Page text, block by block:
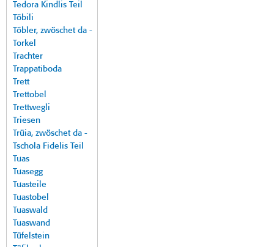
Tedora Kindlis Teil
Töbili
Töbler, zwöschet da -
Torkel
Trachter
Trappatiboda
Trett
Trettobel
Trettwegli
Triesen
Trüia, zwöschet da -
Tschola Fidelis Teil
Tuas
Tuasegg
Tuasteile
Tuastobel
Tuaswald
Tuaswand
Tüfelstein